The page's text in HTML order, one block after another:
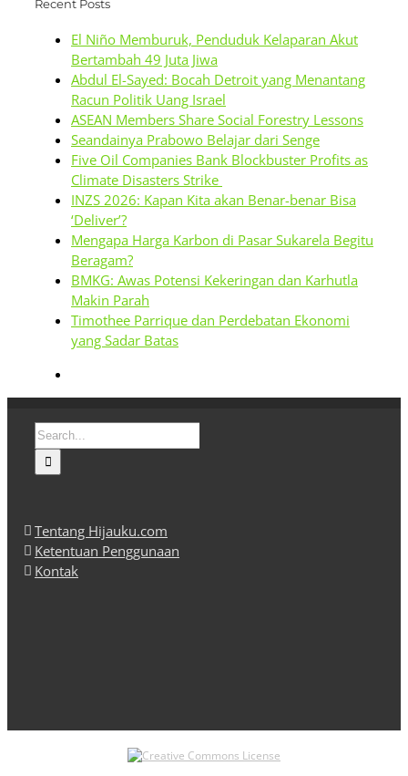
Recent Posts
El Niño Memburuk, Penduduk Kelaparan Akut
Bertambah 49 Juta Jiwa
Abdul El-Sayed: Bocah Detroit yang Menantang
Racun Politik Uang Israel
ASEAN Members Share Social Forestry Lessons
Seandainya Prabowo Belajar dari Senge
Five Oil Companies Bank Blockbuster Profits as
Climate Disasters Strike
INZS 2026: Kapan Kita akan Benar-benar Bisa
‘Deliver’?
Mengapa Harga Karbon di Pasar Sukarela Begitu
Beragam?
BMKG: Awas Potensi Kekeringan dan Karhutla
Makin Parah
Timothee Parrique dan Perdebatan Ekonomi
yang Sadar Batas
Search
for:
Tentang Hijauku.com
Ketentuan Penggunaan
Kontak